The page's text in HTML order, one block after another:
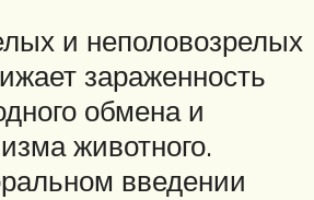
и неполовозрелых
зараженность
обмена и
животного.
введении